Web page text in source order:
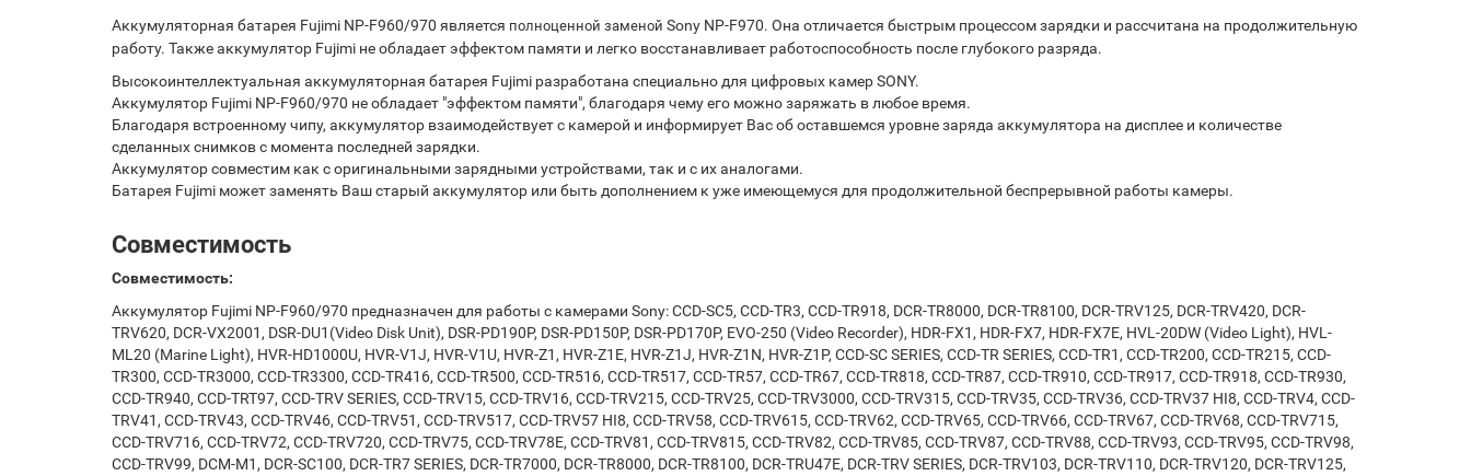
Аккумуляторная батарея Fujimi NP-F960/970 является полноценной заменой Sony NP-F970. Она отличается быстрым процессом зарядки и рассчитана на продолжительную
работу. Также аккумулятор Fujimi не обладает эффектом памяти и легко восстанавливает работоспособность после глубокого разряда.
Высокоинтеллектуальная аккумуляторная батарея Fujimi разработана специально для цифровых камер SONY.
Аккумулятор Fujimi NP-F960/970 не обладает "эффектом памяти", благодаря чему его можно заряжать в любое время.
Благодаря встроенному чипу, аккумулятор взаимодействует с камерой и информирует Вас об оставшемся уровне заряда аккумулятора на дисплее и количестве
сделанных снимков с момента последней зарядки.
Аккумулятор совместим как с оригинальными зарядными устройствами, так и с их аналогами.
Батарея Fujimi может заменять Ваш старый аккумулятор или быть дополнением к уже имеющемуся для продолжительной беспрерывной работы камеры.
Совместимость
Совместимость:
Аккумулятор Fujimi NP-F960/970 предназначен для работы с камерами Sony: CCD-SC5, CCD-TR3, CCD-TR918, DCR-TR8000, DCR-TR8100, DCR-TRV125, DCR-TRV420, DCR-
TRV620, DCR-VX2001, DSR-DU1(Video Disk Unit), DSR-PD190P, DSR-PD150P, DSR-PD170P, EVO-250 (Video Recorder), HDR-FX1, HDR-FX7, HDR-FX7E, HVL-20DW (Video Light), HVL-
ML20 (Marine Light), HVR-HD1000U, HVR-V1J, HVR-V1U, HVR-Z1, HVR-Z1E, HVR-Z1J, HVR-Z1N, HVR-Z1P, CCD-SC SERIES, CCD-TR SERIES, CCD-TR1, CCD-TR200, CCD-TR215, CCD-
TR300, CCD-TR3000, CCD-TR3300, CCD-TR416, CCD-TR500, CCD-TR516, CCD-TR517, CCD-TR57, CCD-TR67, CCD-TR818, CCD-TR87, CCD-TR910, CCD-TR917, CCD-TR918, CCD-TR930,
CCD-TR940, CCD-TRT97, CCD-TRV SERIES, CCD-TRV15, CCD-TRV16, CCD-TRV215, CCD-TRV25, CCD-TRV3000, CCD-TRV315, CCD-TRV35, CCD-TRV36, CCD-TRV37 HI8, CCD-TRV4, CCD-
TRV41, CCD-TRV43, CCD-TRV46, CCD-TRV51, CCD-TRV517, CCD-TRV57 HI8, CCD-TRV58, CCD-TRV615, CCD-TRV62, CCD-TRV65, CCD-TRV66, CCD-TRV67, CCD-TRV68, CCD-TRV715,
CCD-TRV716, CCD-TRV72, CCD-TRV720, CCD-TRV75, CCD-TRV78E, CCD-TRV81, CCD-TRV815, CCD-TRV82, CCD-TRV85, CCD-TRV87, CCD-TRV88, CCD-TRV93, CCD-TRV95, CCD-TRV98,
CCD-TRV99, DCM-M1, DCR-SC100, DCR-TR7 SERIES, DCR-TR7000, DCR-TR8000, DCR-TR8100, DCR-TRU47E, DCR-TRV SERIES, DCR-TRV103, DCR-TRV110, DCR-TRV120, DCR-TRV125,